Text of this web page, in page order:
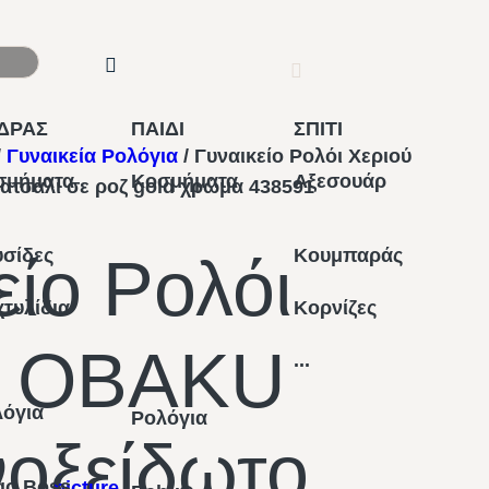
ΠΑΙΔΙ
Κοσμήματα
Ρολόγια
ΣΠΙΤΙ
Αξεσουάρ
Κουμπαράς
Κορνίζες
...
Γυναικεία Ρολόγια / Γυναικείο Ρολόι Χεριού
σε ροζ gold χρώμα 438591
Ρολόι
OBAKU